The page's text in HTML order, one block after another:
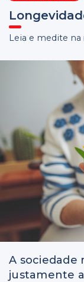
Leia e medite
A sociedade
justamente